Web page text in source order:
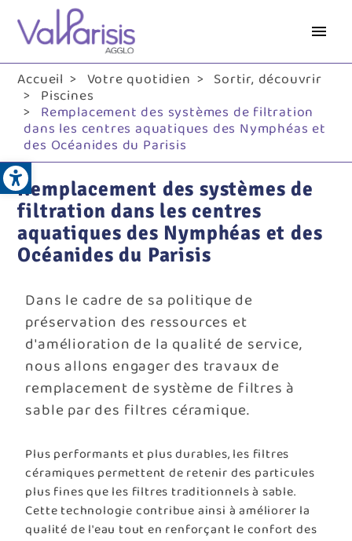
Open toolbar
Accueil Votre quotidien Sortir, découvrir
Piscines
Remplacement des systèmes de filtration
dans les centres aquatiques des Nymphéas et
des Océanides du Parisis
Remplacement des systèmes de
filtration dans les centres
aquatiques des Nymphéas et des
Océanides du Parisis
Dans le cadre de sa politique de
préservation des ressources et
d'amélioration de la qualité de service,
nous allons engager des travaux de
remplacement de système de filtres à
sable par des filtres céramique.
Plus performants et plus durables, les filtres
céramiques permettent de retenir des particules
plus fines que les filtres traditionnels à sable.
Cette technologie contribue ainsi à améliorer la
qualité de l'eau tout en renforçant le confort des